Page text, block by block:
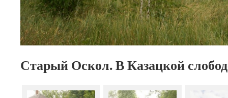
Старый Оскол. В Казацкой